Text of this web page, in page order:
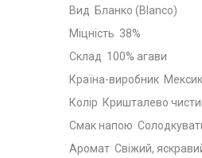
Вид Бланко (Blanco)
Міцність 38%
Склад 100% агави
Країна-виробник
Колір Кришталево
Смак напою
Аромат Свіжий,